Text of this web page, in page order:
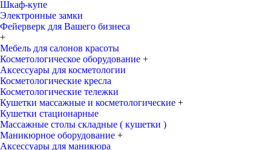
Шкаф-купе
Электронные замки
Фейерверк для Вашего бизнеса
+
Мебель для салонов красоты
Косметологическое оборудование +
Аксессуары для косметологии
Косметологические кресла
Косметологические тележки
Кушетки массажные и косметологические +
Кушетки стационарные
Массажные столы складные ( кушетки )
Маникюрное оборудование +
Аксессуары для маникюра